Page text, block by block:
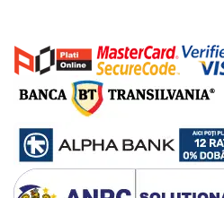
Balsam de rufe profesional
Detergenti de vase profesionali
Pentru masini de spalat si polish
Pentru spalare manuala
Detergenti lichizi profesionali
Igiena si Ingrijire personala